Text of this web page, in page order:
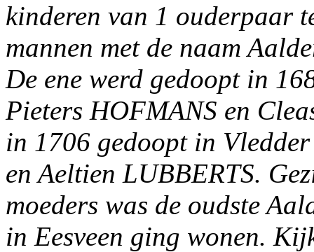
kinderen van 1 ouderpaar
mannen met de naam
De ene werd gedoopt in
Pieters HOFMANS en
in 1706 gedoopt in
en Aeltien LUBBERTS.
moeders was de oudste
in Eesveen ging wonen.